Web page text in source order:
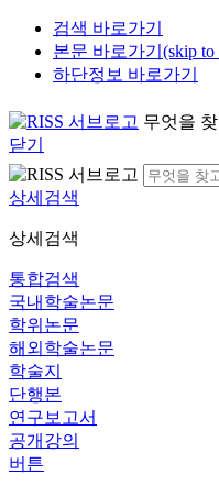
검색 바로가기
본문 바로가기(skip to
하단정보 바로가기
무엇을
닫기
상세검색
상세검색
통합검색
국내학술논문
학위논문
해외학술논문
학술지
단행본
연구보고서
공개강의
버튼